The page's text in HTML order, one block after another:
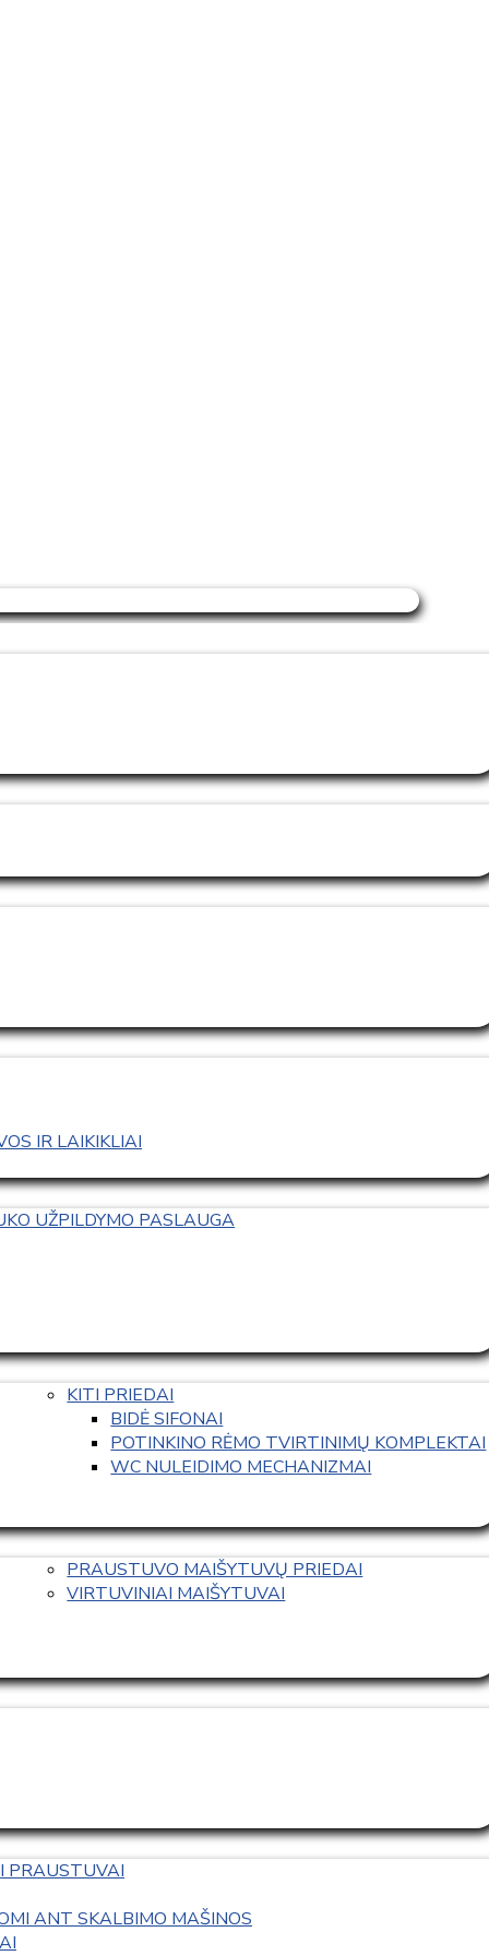
IR LAIKIKLIAI
UŽPILDYMO PASLAUGA
KITI PRIEDAI
BIDĖ SIFONAI
POTINKINO RĖMO TVIRTINIMŲ KOMPLEKTAI
WC NULEIDIMO MECHANIZMAI
PRAUSTUVO MAIŠYTUVŲ PRIEDAI
VIRTUVINIAI MAIŠYTUVAI
PRAUSTUVAI
ANT SKALBIMO MAŠINOS